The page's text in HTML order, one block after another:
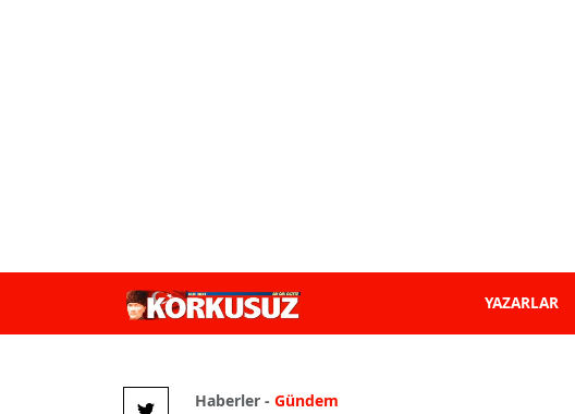
YAZARLAR
Haberler - Gündem